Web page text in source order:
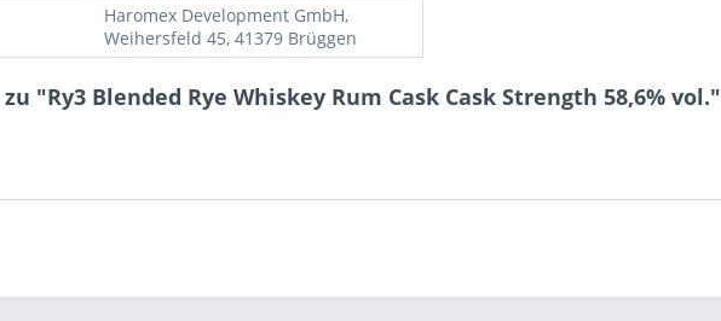
Haromex Development GmbH,
Weihersfeld 45, 41379 Brüggen
"Ry3 Blended Rye Whiskey Rum Cask Cask Strength 58,6% vol."